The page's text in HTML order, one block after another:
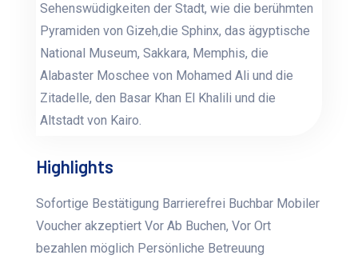
Sehenswüdigkeiten der Stadt, wie die berühmten
Pyramiden von Gizeh,die Sphinx, das ägyptische
National Museum, Sakkara, Memphis, die
Alabaster Moschee von Mohamed Ali und die
Zitadelle, den Basar Khan El Khalili und die
Altstadt von Kairo.
Highlights
Sofortige Bestätigung Barrierefrei Buchbar Mobiler
Voucher akzeptiert Vor Ab Buchen, Vor Ort
bezahlen möglich Persönliche Betreuung